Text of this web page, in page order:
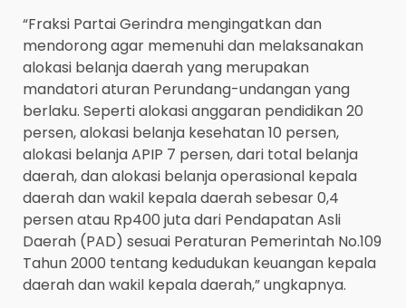
“Fraksi Partai Gerindra mengingatkan dan
mendorong agar memenuhi dan melaksanakan
alokasi belanja daerah yang merupakan
mandatori aturan Perundang-undangan yang
berlaku. Seperti alokasi anggaran pendidikan 20
persen, alokasi belanja kesehatan 10 persen,
alokasi belanja APIP 7 persen, dari total belanja
daerah, dan alokasi belanja operasional kepala
daerah dan wakil kepala daerah sebesar 0,4
persen atau Rp400 juta dari Pendapatan Asli
Daerah (PAD) sesuai Peraturan Pemerintah No.109
Tahun 2000 tentang kedudukan keuangan kepala
daerah dan wakil kepala daerah,” ungkapnya.